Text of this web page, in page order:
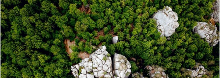
a
n
e
m
a
i
l